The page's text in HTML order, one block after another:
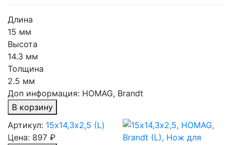
Длина
15 мм
Высота
14.3 мм
Толщина
2.5 мм
Доп информация: HOMAG, Brandt
В корзину
Артикул: 15х14,3х2,5 (L)
Цена: 897 ₽